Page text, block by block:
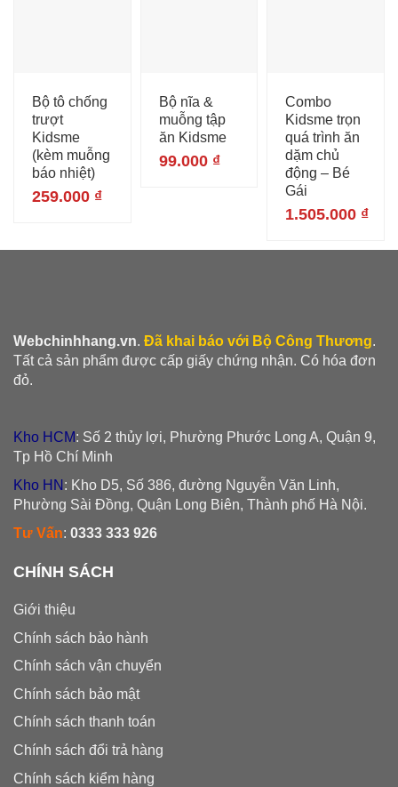
Bộ tô chống
trượt
Kidsme
(kèm muỗng
báo nhiệt)
259.000 ₫
Bộ nĩa &
muỗng tập
ăn Kidsme
99.000 ₫
Combo
Kidsme trọn
quá trình ăn
dặm chủ
động – Bé
Gái
1.505.000 ₫
Webchinhhang.vn. Đã khai báo với Bộ Công Thương.
Tất cả sản phẩm được cấp giấy chứng nhận. Có hóa đơn
đỏ.
Kho HCM: Số 2 thủy lợi, Phường Phước Long A, Quận 9,
Tp Hồ Chí Minh
Kho HN : Kho D5, Số 386, đường Nguyễn Văn Linh,
Phường Sài Đồng, Quận Long Biên, Thành phố Hà Nội.
Tư Vấn: 0333 333 926
CHÍNH SÁCH
Giới thiệu
Chính sách bảo hành
Chính sách vận chuyển
Chính sách bảo mật
Chính sách thanh toán
Chính sách đổi trả hàng
Chính sách kiểm hàng